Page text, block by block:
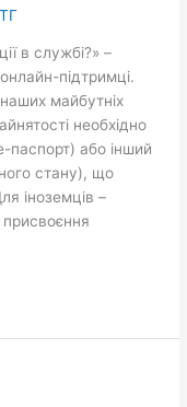
в службі?» –
підтримці.
майбутніх
необхідно
паспорт) або інший
стану), що
іноземців –